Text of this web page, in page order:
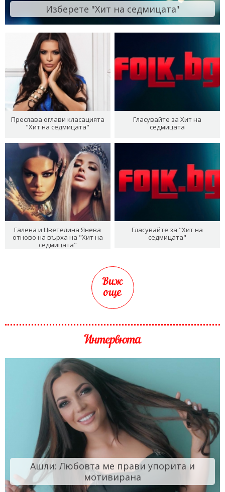
Изберете "Хит на седмицата"
Преслава оглави класацията
"Хит на седмицата"
Гласувайте за Хит на
седмицата
Галена и Цветелина Янева
отново на върха на "Хит на
седмицата"
Гласувайте за "Хит на
седмицата"
Виж
още
Интервюта
Ашли: Любовта ме прави упорита и
мотивирана